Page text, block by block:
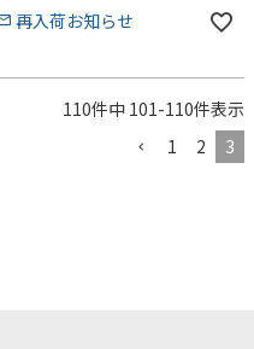
再入荷お知らせ
110件中 101-110件表示
1
2 3